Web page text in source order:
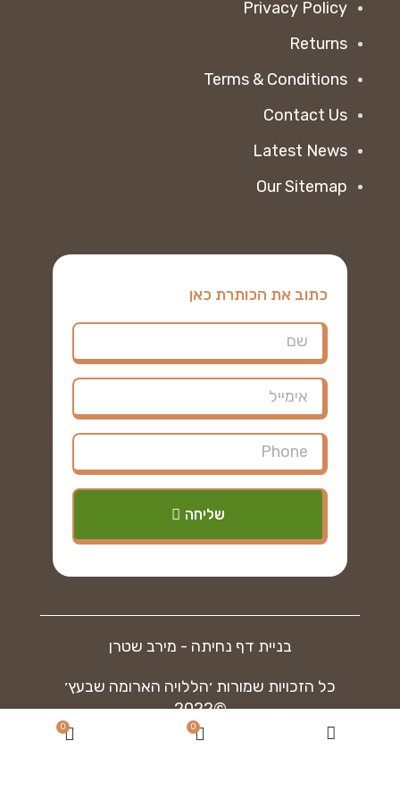
Privacy Policy
Returns
Terms & Conditions
Contact Us
Latest News
Our Sitemap
כתוב את הכותרת כאן
שליחה
בניית דף נחיתה - מירב שטרן
כל הזכויות שמורות ׳הללויה הארומה שבעץ׳
©2022
0
0